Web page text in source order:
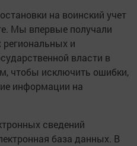
на воинский учет
Мы впервые получали
и
власти в
чтобы исключить ошибки,
информации на
сведений
база данных. В